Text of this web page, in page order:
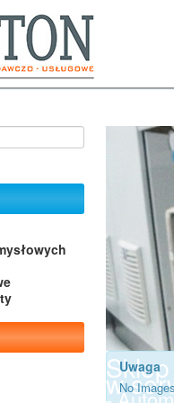
wUwaga
No